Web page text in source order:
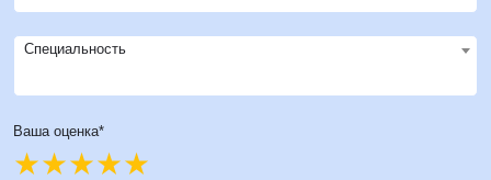
Специальность
Ваша оценка*